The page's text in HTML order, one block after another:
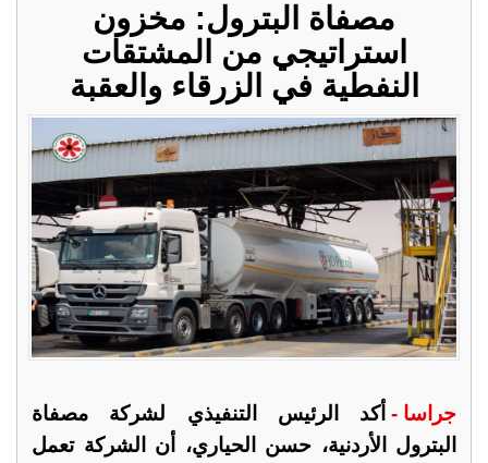
مصفاة البترول: مخزون
استراتيجي من المشتقات
النفطية في الزرقاء والعقبة
جراسا - أكد الرئيس التنفيذي لشركة مصفاة
البترول الأردنية، حسن الحياري، أن الشركة تعمل